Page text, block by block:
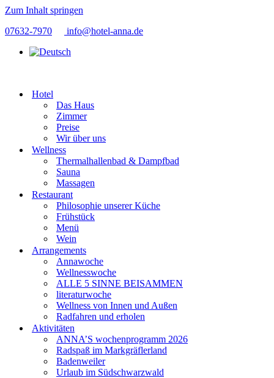
Zum Inhalt springen
07632-7970
info@hotel-anna.de
Hotel
Das Haus
Zimmer
Preise
Wir über uns
Wellness
Thermalhallenbad & Dampfbad
Sauna
Massagen
Restaurant
Philosophie unserer Küche
Frühstück
Menü
Wein
Arrangements
Annawoche
Wellnesswoche
ALLE 5 SINNE BEISAMMEN
literaturwoche
Wellness von Innen und Außen
Radfahren und erholen
Aktivitäten
ANNA’S wochenprogramm 2026
Radspaß im Markgräflerland
Badenweiler
Urlaub im Südschwarzwald